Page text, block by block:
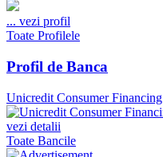
... vezi profil
Toate Profilele
Profil de Banca
Unicredit Consumer Financing
vezi detalii
Toate Bancile